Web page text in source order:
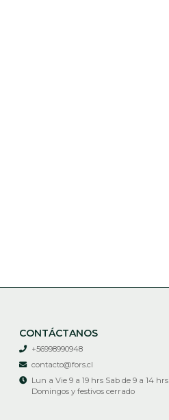
CONTÁCTANOS
+56998990948
contacto@fors.cl
Lun a Vie 9 a 19 hrs Sab de 9 a 14 hrs
Domingos y festivos cerrado